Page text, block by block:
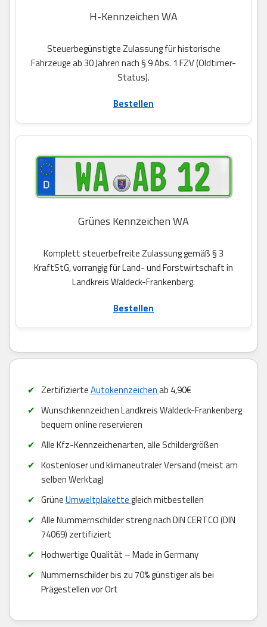
H-Kennzeichen WA
Steuerbegünstigte Zulassung für historische
Fahrzeuge ab 30 Jahren nach § 9 Abs. 1 FZV (Oldtimer-
Status).
Bestellen
Grünes Kennzeichen WA
Komplett steuerbefreite Zulassung gemäß § 3
KraftStG, vorrangig für Land- und Forstwirtschaft in
Landkreis Waldeck-Frankenberg.
Bestellen
ZertifizierteAutokennzeichenab 4,90€
Wunschkennzeichen Landkreis Waldeck-Frankenberg
bequem online reservieren
Alle Kfz-Kennzeichenarten, alle Schildergrößen
Kostenloser und klimaneutraler Versand (meist am
selben Werktag)
GrüneUmweltplakettegleich mitbestellen
Alle Nummernschilder streng nach DIN CERTCO (DIN
74069) zertifiziert
Hochwertige Qualität – Made in Germany
Nummernschilder bis zu 70% günstiger als bei
Prägestellen vor Ort